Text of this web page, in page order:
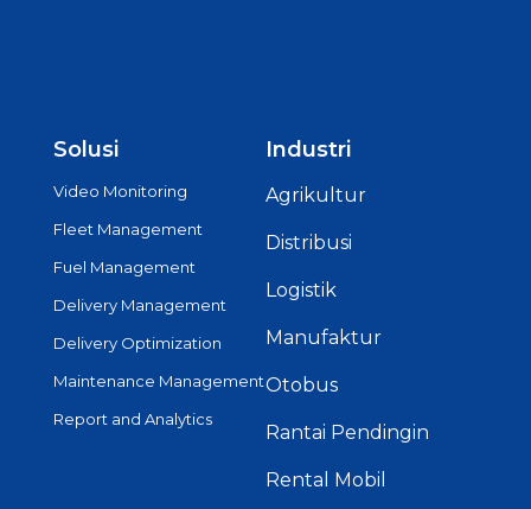
Solusi
Video Monitoring
Fleet Management
Fuel Management
Delivery Management
Delivery Optimization
Maintenance Management
Report and Analytics
Industri
Agrikultur
Distribusi
Logistik
Manufaktur
Otobus
Rantai Pendingin
Rental Mobil